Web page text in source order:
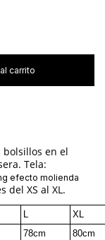
en el
Tela:
efecto molienda
del XS al XL.
L
XL
78cm
80cm